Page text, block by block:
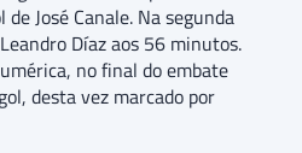
José Canale. Na segunda
Díaz aos 56 minutos.
no final do embate
desta vez marcado por